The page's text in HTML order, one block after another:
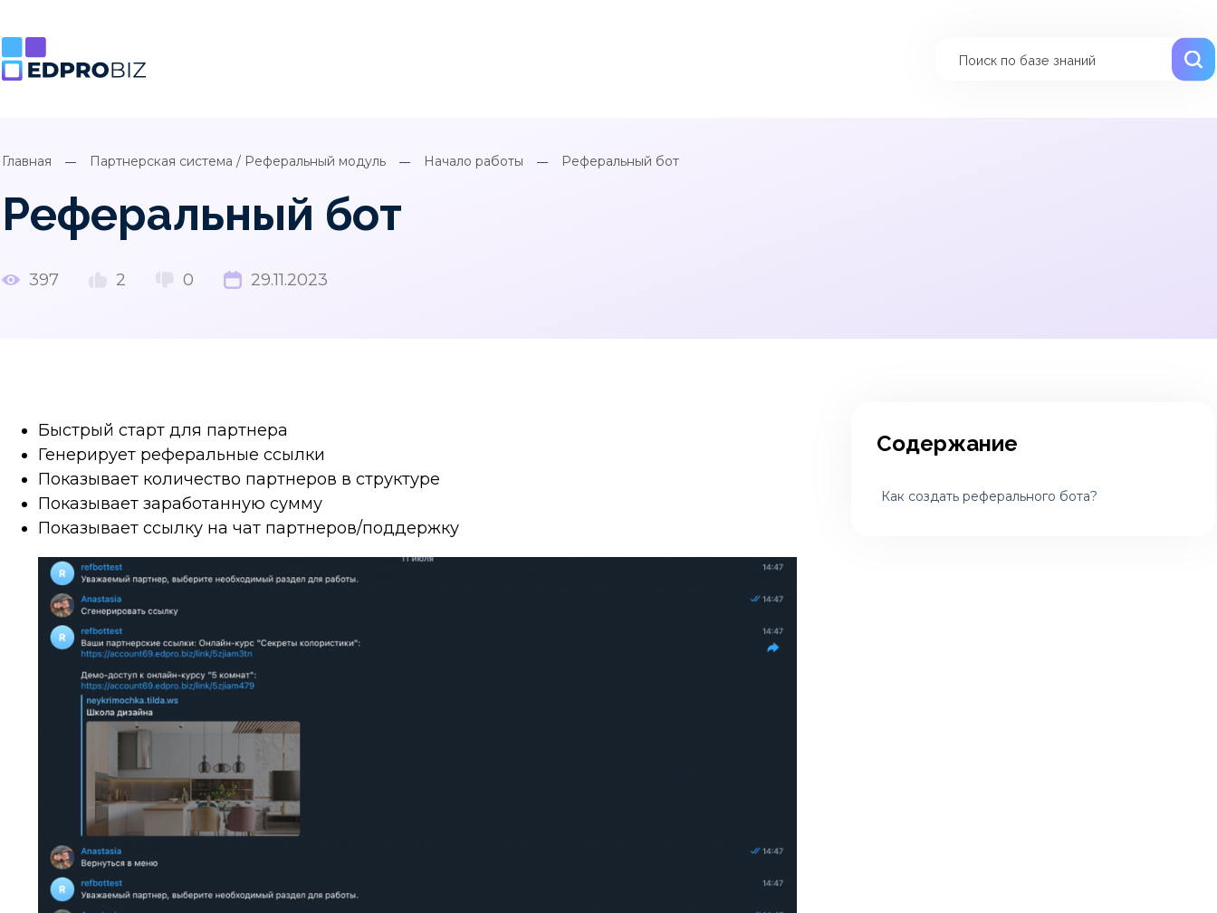
Главная Партнерская система / Реферальный модуль Начало работы Реферальный бот
Реферальный бот
397 2 0 29.11.2023
Содержание
Как создать реферального бота?
Быстрый старт для партнера
Генерирует реферальные ссылки
Показывает количество партнеров в структуре
Показывает заработанную сумму
Показывает ссылку на чат партнеров/поддержку